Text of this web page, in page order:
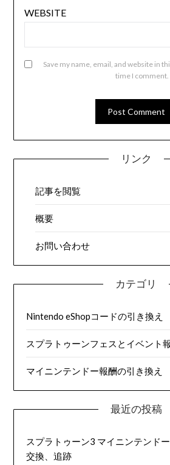
WEBSITE
Save my name, email, and website in
time I comment.
リンク
記事を閲覧
概要
お問い合わせ
カテゴリ
Nintendo eShopコードの引き換え
スプラトゥーンフェスとイベント
マイニンテンドー報酬の引き換え
最近の投稿
スプラトゥーン3 マイニンテンドー
交換、追跡